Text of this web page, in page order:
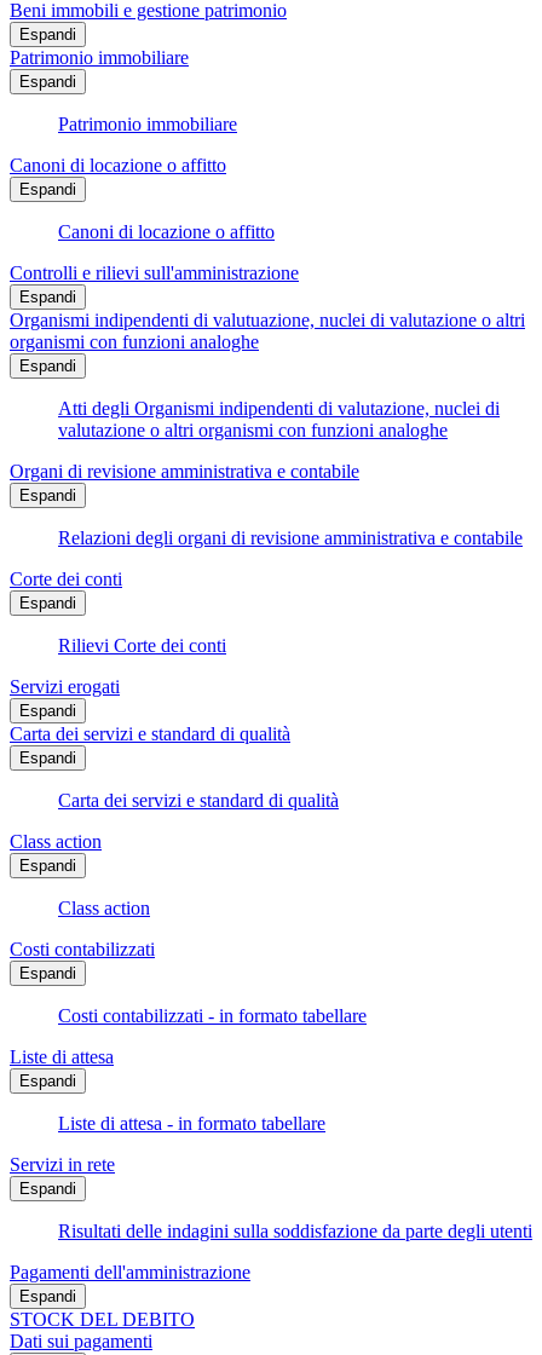
Beni immobili e gestione patrimonio
Espandi
Patrimonio immobiliare
Espandi
Patrimonio immobiliare
Canoni di locazione o affitto
Espandi
Canoni di locazione o affitto
Controlli e rilievi sull'amministrazione
Espandi
Organismi indipendenti di valutuazione, nuclei di valutazione o altri
organismi con funzioni analoghe
Espandi
Atti degli Organismi indipendenti di valutazione, nuclei di
valutazione o altri organismi con funzioni analoghe
Organi di revisione amministrativa e contabile
Espandi
Relazioni degli organi di revisione amministrativa e contabile
Corte dei conti
Espandi
Rilievi Corte dei conti
Servizi erogati
Espandi
Carta dei servizi e standard di qualità
Espandi
Carta dei servizi e standard di qualità
Class action
Espandi
Class action
Costi contabilizzati
Espandi
Costi contabilizzati - in formato tabellare
Liste di attesa
Espandi
Liste di attesa - in formato tabellare
Servizi in rete
Espandi
Risultati delle indagini sulla soddisfazione da parte degli utenti
Pagamenti dell'amministrazione
Espandi
STOCK DEL DEBITO
Dati sui pagamenti